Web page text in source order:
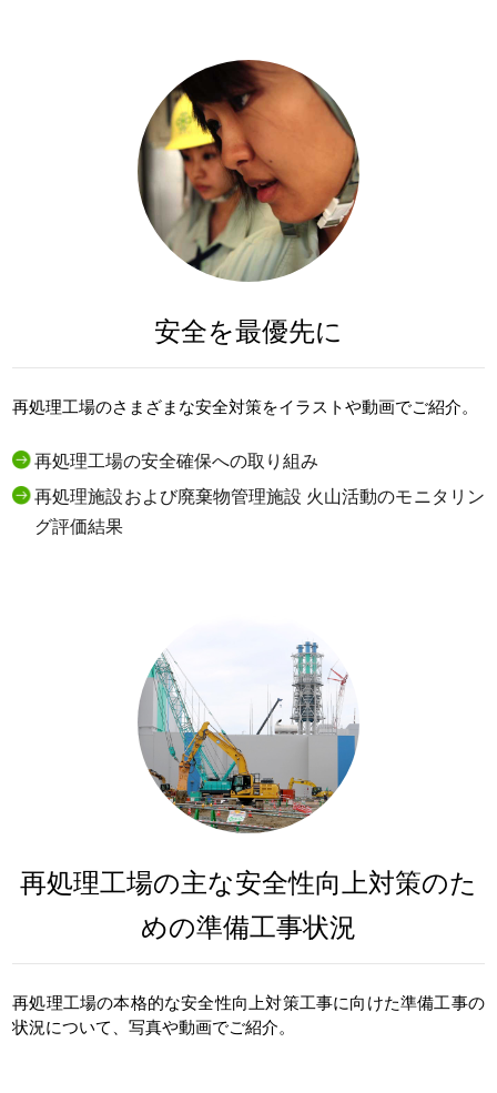
安全を最優先に
再処理工場のさまざまな安全対策をイラストや動画でご紹介。
再処理工場の安全確保への取り組み
再処理施設および廃棄物管理施設 火山活動のモニタリン
グ評価結果
再処理工場の主な安全性向上対策のた
めの準備工事状況
再処理工場の本格的な安全性向上対策工事に向けた準備工事の
状況について、写真や動画でご紹介。